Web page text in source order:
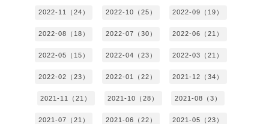
2022-11（24） 2022-10（25） 2022-09（19）
2022-08（18） 2022-07（30） 2022-06（21）
2022-05（15） 2022-04（23） 2022-03（21）
2022-02（23） 2022-01（22） 2021-12（34）
2021-11（21） 2021-10（28） 2021-08（3）
2021-07（21） 2021-06（22） 2021-05（23）